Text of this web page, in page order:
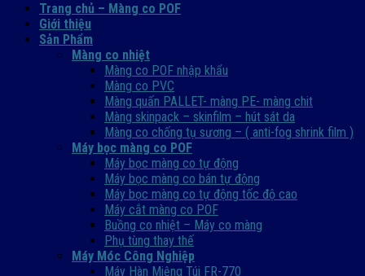
Trang chủ – Màng co POF
Giới thiệu
Sản Phẩm
Màng co nhiệt
Màng co POF nhập khẩu
Màng co PVC
Màng quấn PALLET- màng PE- màng chit
Màng skinpack – skinfilm – hút sát da
Màng co chống tụ sương – ( anti-fog shrink film )
Máy bọc màng co POF
Máy bọc màng co tự động
Máy bọc màng co bán tự động
Máy bọc màng co tự động tốc độ cao
Máy cắt màng co POF
Buồng co nhiệt – Máy co màng
Phụ tùng thay thế
Máy Móc Công Nghiệp
Máy Hàn Miệng Túi FR-770